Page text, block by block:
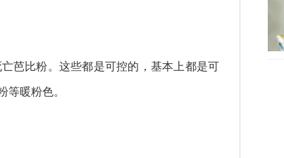
芭比粉。这些都是可控的，基本上都是可
等暖粉色。